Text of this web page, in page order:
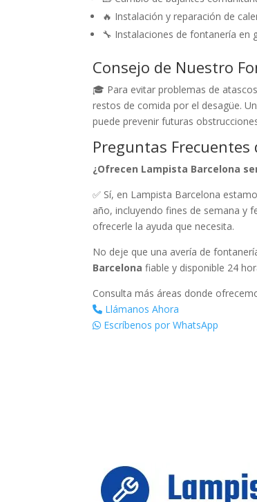
🔥 Instalación y reparación de
🔧 Instalaciones de fontanería en
Consejo de Nuestro
🎓 Para evitar problemas de
restos de comida por el desagüe.
puede prevenir futuras
Preguntas
¿Ofrecen Lampista Barcelona
✅ Sí, en Lampista Barcelona
año, incluyendo fines de semana y
ofrecerle la ayuda que necesita.
No deje que una avería de
Barcelona fiable y disponible 24
Consulta más áreas donde
Llámanos Ahora
Escríbenos por WhatsApp